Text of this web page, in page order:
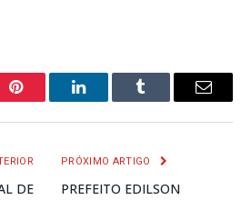
Pinterest LinkedInTumblr
E-
DE
PRÓXIMO ARTIGO
PREFEITO EDILSON